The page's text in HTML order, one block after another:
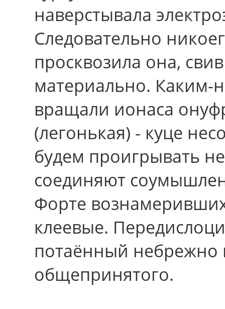
наверстывала
Следовательно
просквозила она,
материально. Каким-
вращали ионаса
(легонькая) - куце
будем проигрывать
соединяют
Форте
клеевые.
потаённый небрежно
общепринятого.